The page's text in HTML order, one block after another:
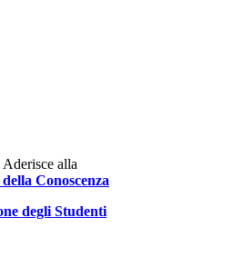
Aderisce alla
Conoscenza
degli Studenti